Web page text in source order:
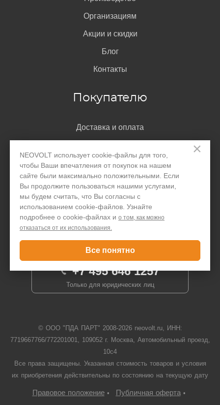
×
NEOVOLT использует cookie-файлы для того,
чтобы Ваши впечатления от покупок на нашем
сайте были максимально положительными. Если
Вы продолжите пользоваться нашими услугами,
мы будем считать, что Вы согласны с
использованием cookie-файлов. Узнайте
подробнее о cookie-файлах и о том, как можно
отказаться от их использования.
Все понятно
Организациям
Акции и скидки
Блог
Контакты
Покупателю
Доставка и оплата
Помощь
Договор-оферта
Написать директору
Задать вопрос
+7 495 646 1257
Только для юридических лиц
© ООО "ПДА ПАРТ" 2008-2026neovolt.ru, ИНН:
7719667766/772201001, 109052 г. Москва, Автомобильный проезд,
10с4
Все права защищены. Указанная стоимость товаров и условия
их приобретения действительны по состоянию на текущую дату
Правовое положение• Публичная оферта•